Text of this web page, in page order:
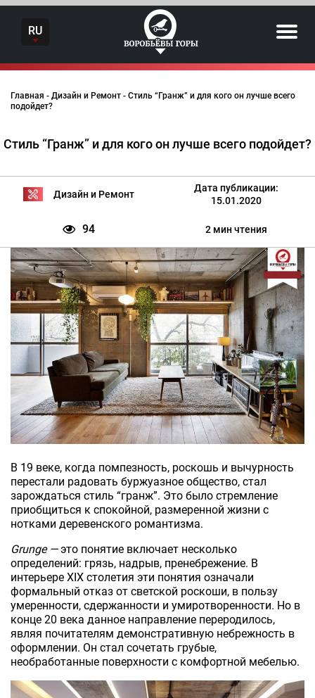
Skip
contentRU
Главная - Дизайн и Ремонт - Стиль “Гранж” и для кого он лучше всего
подойдет?
Стиль “Гранж” и для кого он лучше всего подойдет?
Дизайн и Ремонт
Дата публикации:
15.01.2020
94 2 мин чтения
В 19 веке, когда помпезность, роскошь и вычурность
перестали радовать буржуазное общество, стал
зарождаться стиль “гранж”. Это было стремление
приобщиться к спокойной, размеренной жизни с
нотками деревенского романтизма.
Grunge —это понятие включает несколько
определений: грязь, надрыв, пренебрежение. В
интерьере ХІХ столетия эти понятия означали
формальный отказ от светской роскоши, в пользу
умеренности, сдержанности и умиротворенности. Но в
конце 20 века данное направление переродилось,
являя почитателям демонстративную небрежность в
оформлении. Он стал сочетать грубые,
необработанные поверхности с комфортной мебелью.